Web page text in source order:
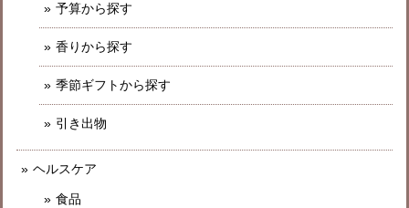
予算から探す
香りから探す
季節ギフトから探す
引き出物
ヘルスケア
食品